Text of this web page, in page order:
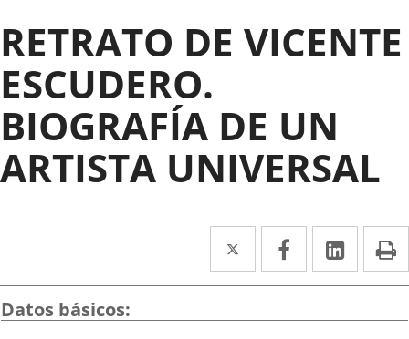
Valladolid
RETRATO DE VICENTE
ESCUDERO.
BIOGRAFÍA DE UN
ARTISTA UNIVERSAL
Twitter
Enlace
a
Facebook
Enlace
a
Enlace
a
Datos básicos